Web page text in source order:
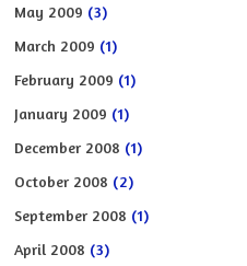
May 2009 (3)
March 2009 (1)
February 2009 (1)
January 2009 (1)
December 2008 (1)
October 2008 (2)
September 2008 (1)
April 2008 (3)